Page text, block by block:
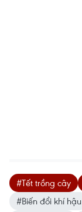
#Tết trồng cây
#Biến đổi khí hậu